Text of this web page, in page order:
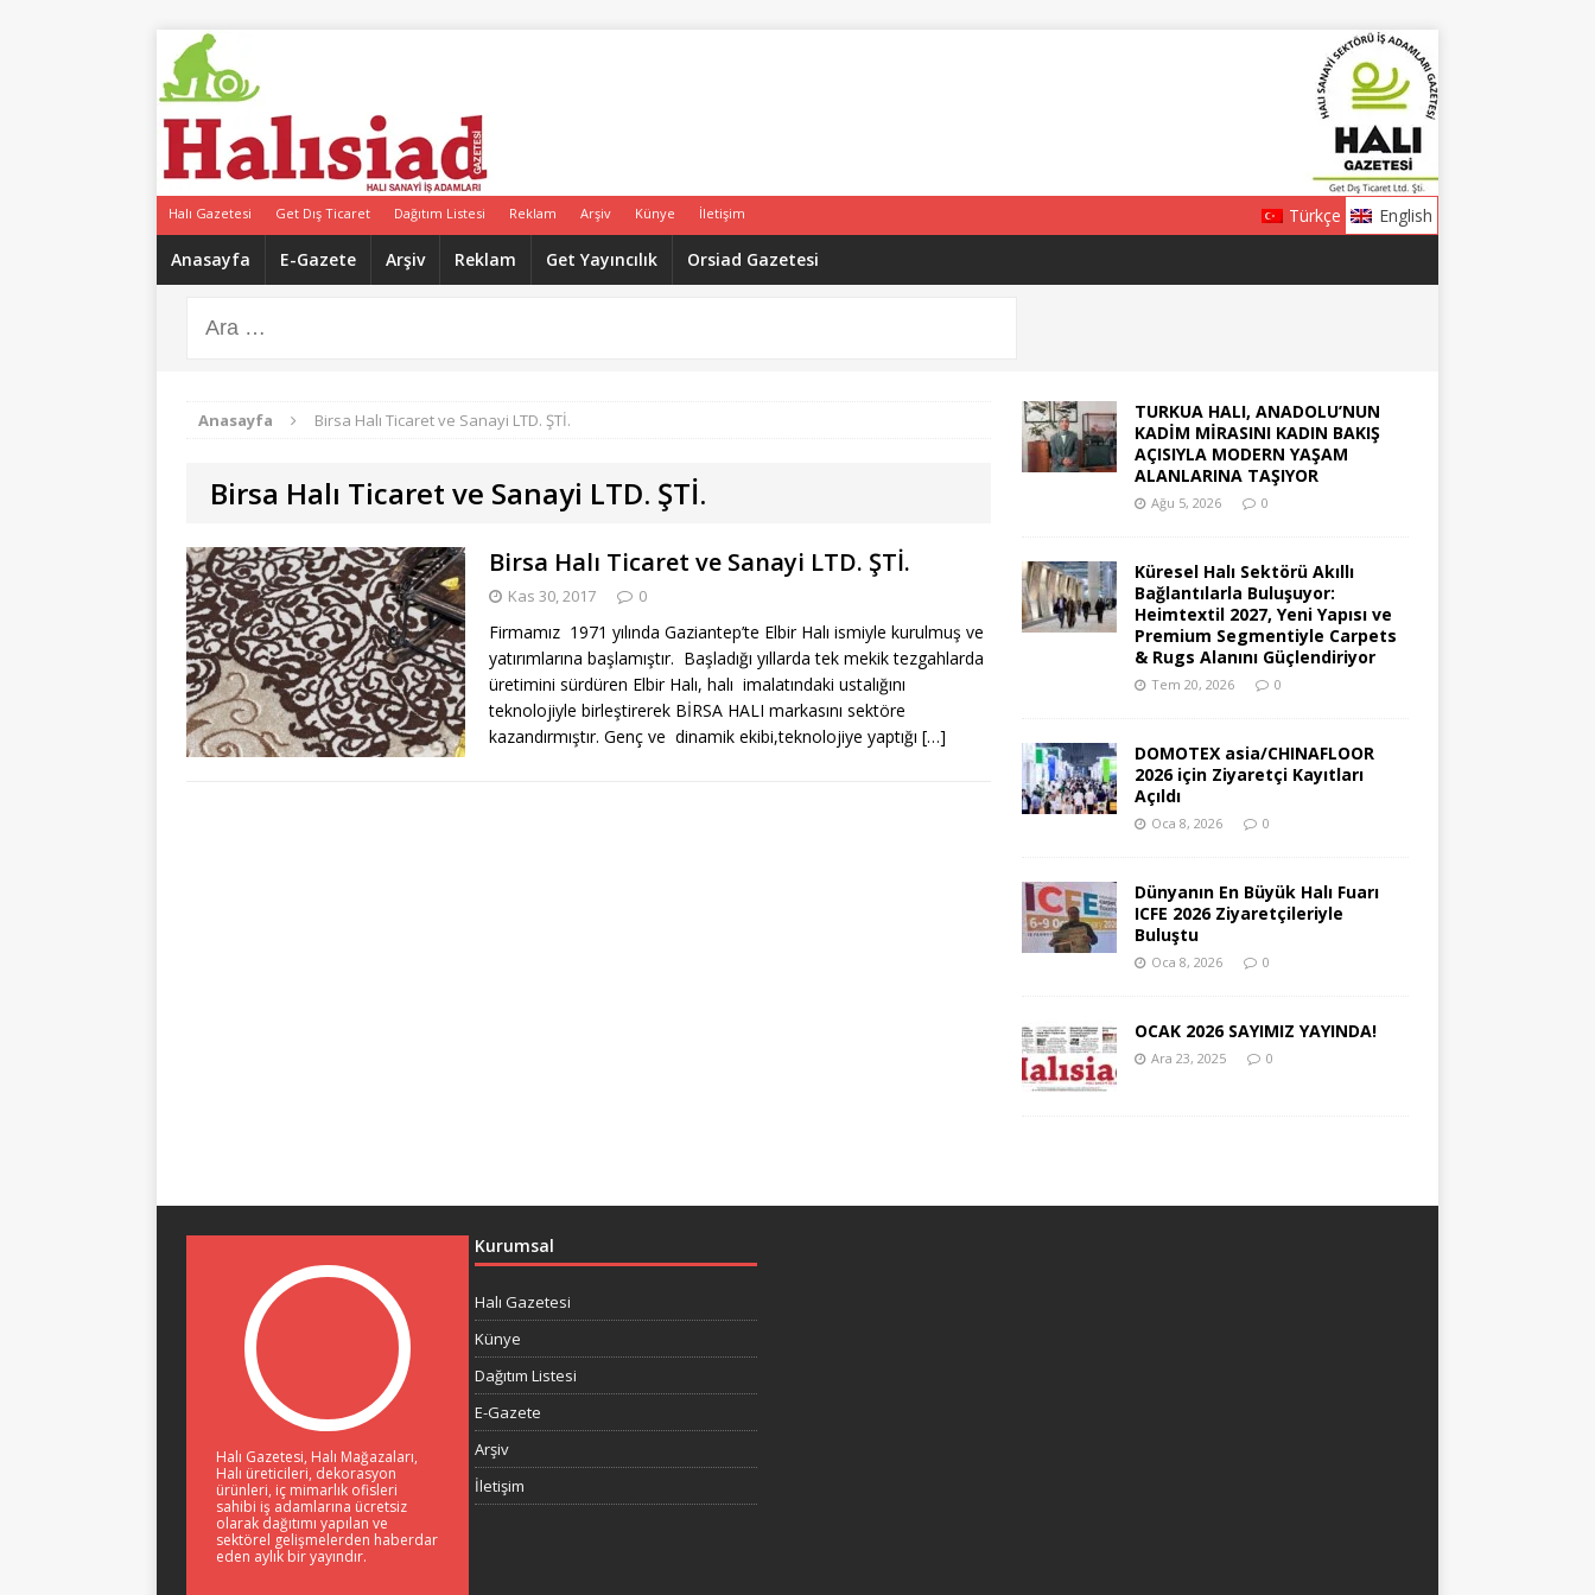
Halı Gazetesi Get Dış Ticaret Dağıtım Listesi Reklam Arşiv Künye İletişim Türkçe
English
Anasayfa
E-Gazete Arşiv Reklam Get Yayıncılık Orsiad Gazetesi
Anasayfa Birsa Halı Ticaret ve Sanayi LTD. ŞTİ.
Birsa Halı Ticaret ve Sanayi LTD. ŞTİ.
Birsa Halı Ticaret ve Sanayi LTD. ŞTİ.
Kas 30, 2017 0
Firmamız 1971 yılında Gaziantep’te Elbir Halı ismiyle kurulmuş ve
yatırımlarına başlamıştır. Başladığı yıllarda tek mekik tezgahlarda
üretimini sürdüren Elbir Halı, halı imalatındaki ustalığını
teknolojiyle birleştirerek BİRSA HALI markasını sektöre
kazandırmıştır. Genç ve dinamik ekibi,teknolojiye yaptığı […]
TURKUA HALI, ANADOLU’NUN
KADİM MİRASINI KADIN BAKIŞ
AÇISIYLA MODERN YAŞAM
ALANLARINA TAŞIYOR
Ağu 5, 2026 0
Küresel Halı Sektörü Akıllı
Bağlantılarla Buluşuyor:
Heimtextil 2027, Yeni Yapısı ve
Premium Segmentiyle Carpets
& Rugs Alanını Güçlendiriyor
Tem 20, 2026 0
DOMOTEX asia/CHINAFLOOR
2026 için Ziyaretçi Kayıtları
Açıldı
Oca 8, 2026 0
Dünyanın En Büyük Halı Fuarı
ICFE 2026 Ziyaretçileriyle
Buluştu
Oca 8, 2026 0
OCAK 2026 SAYIMIZ YAYINDA!
Ara 23, 2025 0
Halı Gazetesi, Halı Mağazaları,
Halı üreticileri, dekorasyon
ürünleri, iç mimarlık ofisleri
sahibi iş adamlarına ücretsiz
olarak dağıtımı yapılan ve
sektörel gelişmelerden haberdar
eden aylık bir yayındır.
Kurumsal
Halı Gazetesi
Künye
Dağıtım Listesi
E-Gazete
Arşiv
İletişim